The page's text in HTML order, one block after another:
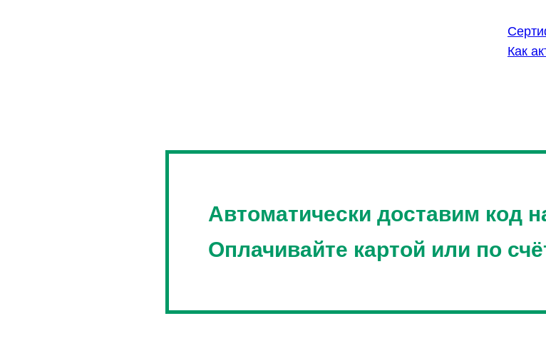
Как
Автоматически доставим код
Оплачивайте картой или по